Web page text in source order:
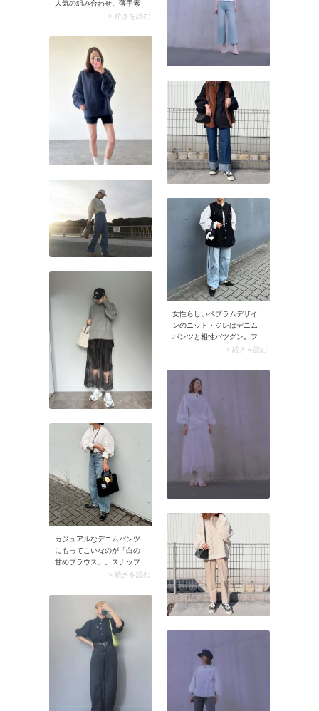
人気の組み合わせ。薄手素
材かつエアリーなシルエッ
したワイドパンツを軽やか
に見せるのに効果的。体を
ゆったり包み込むコーデを
ダラしなく見せず、こなれ
た雰囲気を醸し出します。
> 続きを読む
女性らしいペプラムデザイ
ンのニット・ジレはデニム
パンツと相性バツグン。フ
ィット＆フレアのシルエッ
たデニムパンツが大人っぽ
い表情にシフトします。
> 続きを読む
カジュアルなデニムパンツ
にもってこいなのが「白の
甘めブラウス」。スナップ
のようなレース素材やボリ
れば、デニムコーデがきれ
いめにアップデート。女性
らしい白ブラウスのおかげ
で、いつものデニムがお出
かけモードに決まります
> 続きを読む